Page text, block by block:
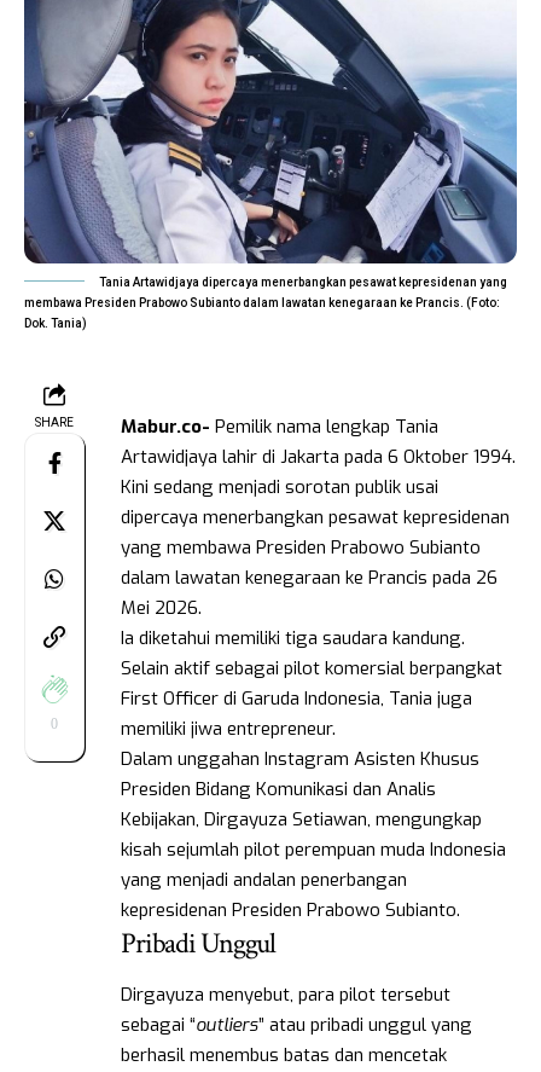
Tania Artawidjaya dipercaya menerbangkan pesawat kepresidenan yang
membawa Presiden Prabowo Subianto dalam lawatan kenegaraan ke Prancis. (Foto:
Dok. Tania)
SHARE
0
Mabur.co- Pemilik nama lengkap Tania
Artawidjaya lahir di Jakarta pada 6 Oktober 1994.
Kini sedang menjadi sorotan publik usai
dipercaya menerbangkan pesawat kepresidenan
yang membawa Presiden Prabowo Subianto
dalam lawatan kenegaraan ke Prancis pada 26
Mei 2026.
Ia diketahui memiliki tiga saudara kandung.
Selain aktif sebagai pilot komersial berpangkat
First Officer di Garuda Indonesia, Tania juga
memiliki jiwa entrepreneur.
Dalam unggahan Instagram Asisten Khusus
Presiden Bidang Komunikasi dan Analis
Kebijakan, Dirgayuza Setiawan, mengungkap
kisah sejumlah pilot perempuan muda Indonesia
yang menjadi andalan penerbangan
kepresidenan Presiden Prabowo Subianto.
Pribadi Unggul
Dirgayuza menyebut, para pilot tersebut
sebagai “outliers” atau pribadi unggul yang
berhasil menembus batas dan mencetak